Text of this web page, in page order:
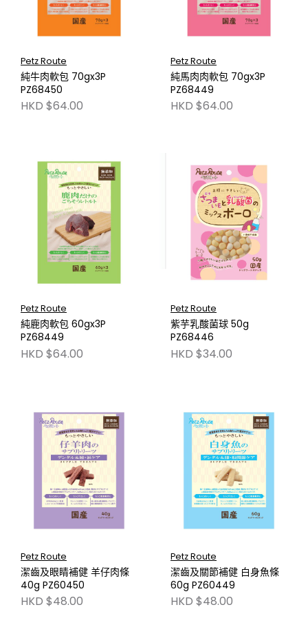
Petz Route
純牛肉軟包 70gx3P
PZ68450
HKD $64.00
Petz Route
純馬肉肉軟包 70gx3P
PZ68449
HKD $64.00
Petz Route
純鹿肉軟包 60gx3P
PZ68449
HKD $64.00
Petz Route
紫芋乳酸菌球 50g
PZ68446
HKD $34.00
Petz Route
潔齒及眼睛補健 羊仔肉條
40g PZ60450
HKD $48.00
Petz Route
潔齒及關節補健 白身魚條
60g PZ60449
HKD $48.00